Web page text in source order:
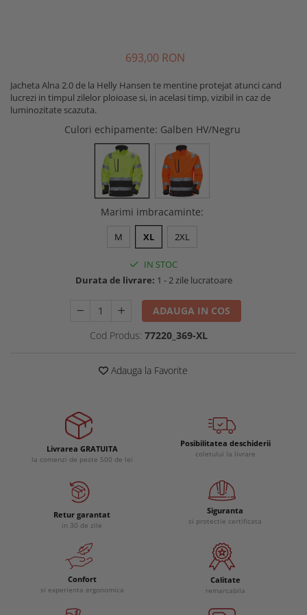
Echipamente muncitori ferma
Echipamente mulgatori
Echipamente trimeri ongloane
Casti si antifoane protectie
693,00 RON
Jacheta Alna 2.0 de la Helly Hansen te mentine protejat atunci cand
lucrezi in timpul zilelor ploioase si, in acelasi timp, vizibil in caz de
luminozitate scazuta.
Culori echipamente: Galben HV/Negru
Marimi imbracaminte:
M XL 2XL
IN STOC
Durata de livrare: 1 - 2 zile lucratoare
ADAUGA IN COS
Cod Produs: 77220_369-XL
Adauga la Favorite
Livrarea GRATUITA
la comenzi de peste 500 de lei
Posibilitatea deschiderii
coletului la livrare
Retur garantat
in 30 de zile
Siguranta
si protectie certificata
Confort
si experienta ergonomica
Calitate
remarcabila